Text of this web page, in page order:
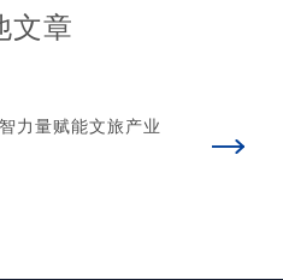
文章
力量赋能文旅产业